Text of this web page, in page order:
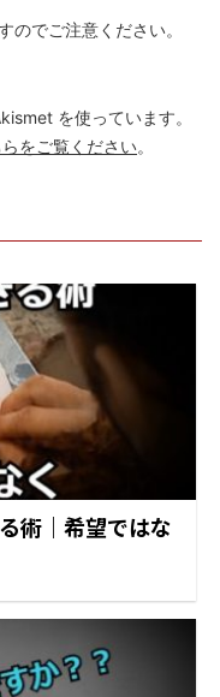
のでご注意ください。
を使っています。
をご覧ください。
術｜希望ではな